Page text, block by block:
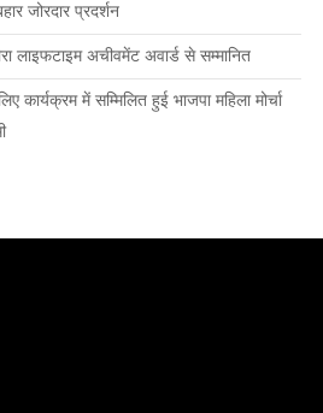
जोरदार प्रदर्शन
लाइफटाइम अचीवमेंट अवार्ड से सम्मानित
कार्यक्रम में सम्मिलित हुई भाजपा महिला मोर्चा